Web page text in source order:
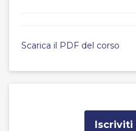
Scarica il PDF del corso
Iscriviti